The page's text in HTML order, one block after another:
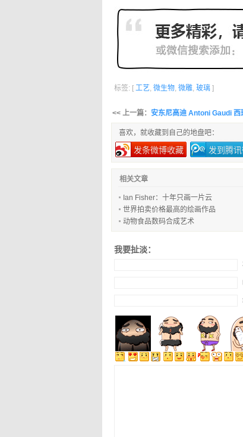
标签: [ 工艺, 微生物, 微雕, 玻璃 ]
<< 上一篇： 安东尼高迪 Antoni Gaudi 西
喜欢，就收藏到自己的地盘吧：
发条微博收藏 发到腾
相关文章
Ian Fisher：十年只画一片云
世界拍卖价格最高的绘画作品
动物食品数码合成艺术
我要扯淡：